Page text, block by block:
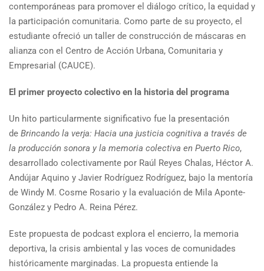
contemporáneas para promover el diálogo crítico, la equidad y
la participación comunitaria. Como parte de su proyecto, el
estudiante ofreció un taller de construcción de máscaras en
alianza con el Centro de Acción Urbana, Comunitaria y
Empresarial (CAUCE).
El primer proyecto colectivo en la historia del programa
Un hito particularmente significativo fue la presentación
de Brincando la verja: Hacia una justicia cognitiva a través de
la producción sonora y la memoria colectiva en Puerto Rico,
desarrollado colectivamente por Raúl Reyes Chalas, Héctor A.
Andújar Aquino y Javier Rodríguez Rodríguez, bajo la mentoría
de Windy M. Cosme Rosario y la evaluación de Mila Aponte-
González y Pedro A. Reina Pérez.
Este propuesta de podcast explora el encierro, la memoria
deportiva, la crisis ambiental y las voces de comunidades
históricamente marginadas. La propuesta entiende la